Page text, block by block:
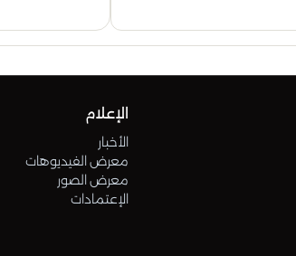
10
الإعلام
الأخبار
معرض الفيديوهات
معرض الصور
الإعتمادات